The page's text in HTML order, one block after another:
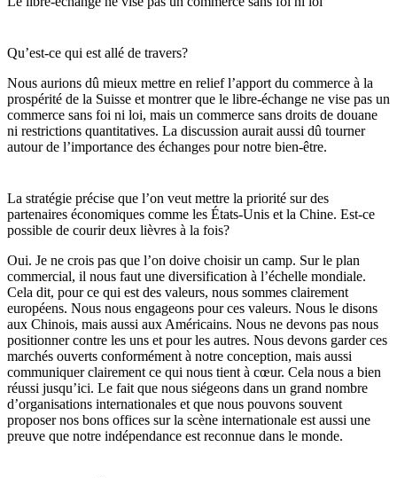
Qu’est-ce qui est allé de travers?
Nous aurions dû mieux mettre en relief l’apport du commerce à la
prospérité de la Suisse et montrer que le libre-échange ne vise pas un
commerce sans foi ni loi, mais un commerce sans droits de douane
ni restrictions quantitatives. La discussion aurait aussi dû tourner
autour de l’importance des échanges pour notre bien-être.
La stratégie précise que l’on veut mettre la priorité sur des
partenaires économiques comme les États-Unis et la Chine. Est-ce
possible de courir deux lièvres à la fois?
Oui. Je ne crois pas que l’on doive choisir un camp. Sur le plan
commercial, il nous faut une diversification à l’échelle mondiale.
Cela dit, pour ce qui est des valeurs, nous sommes clairement
européens. Nous nous engageons pour ces valeurs. Nous le disons
aux Chinois, mais aussi aux Américains. Nous ne devons pas nous
positionner contre les uns et pour les autres. Nous devons garder ces
marchés ouverts conformément à notre conception, mais aussi
communiquer clairement ce qui nous tient à cœur. Cela nous a bien
réussi jusqu’ici. Le fait que nous siégeons dans un grand nombre
d’organisations internationales et que nous pouvons souvent
proposer nos bons offices sur la scène internationale est aussi une
preuve que notre indépendance est reconnue dans le monde.